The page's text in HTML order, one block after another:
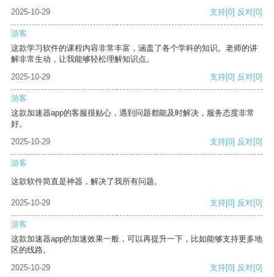
2025-10-29
支持[0] 反对[0]
游客
这款学习软件的课程内容非常丰富，涵盖了各个学科的知识。老师的讲
解非常生动，让我能够轻松理解知识点。
2025-10-29
支持[0] 反对[0]
游客
这款加速器app的客服很贴心，遇到问题都能及时解决，服务态度非常
好。
2025-10-29
支持[0] 反对[0]
游客
这款软件简直是神器，解决了我所有问题。
2025-10-29 支持[0] 反对[0]
游客
这款加速器app的加速效果一般，可以再提升一下，比如能够支持更多地
区的线路。
2025-10-29
支持[0] 反对[0]